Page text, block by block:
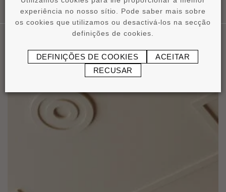
Nossas Aplicaçôes
experiência no nosso sítio. Pode saber mais sobre
os cookies que utilizamos ou desactivá-los na secção
definições de cookies.
DEFINIÇÕES DE COOKIES
ACEITAR
RECUSAR